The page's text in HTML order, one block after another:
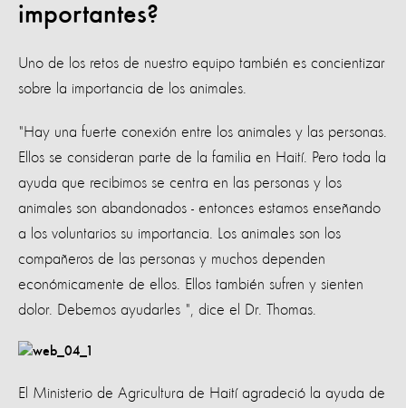
importantes?
Uno de los retos de nuestro equipo también es concientizar
sobre la importancia de los animales.
"Hay una fuerte conexión entre los animales y las personas.
Ellos se consideran parte de la familia en Haití. Pero toda la
ayuda que recibimos se centra en las personas y los
animales son abandonados - entonces estamos enseñando
a los voluntarios su importancia. Los animales son los
compañeros de las personas y muchos dependen
económicamente de ellos. Ellos también sufren y sienten
dolor. Debemos ayudarles ", dice el Dr. Thomas.
El Ministerio de Agricultura de Haití agradeció la ayuda de